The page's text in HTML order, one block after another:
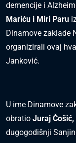
demencije i
Mariću i Miri Paru
Dinamove zaklade
organizirali ovaj
Janković.
U ime Dinamove
obratio Juraj
dugogodišnji